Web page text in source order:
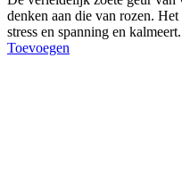
denken aan die van rozen.
stress en spanning en
Toevoegen